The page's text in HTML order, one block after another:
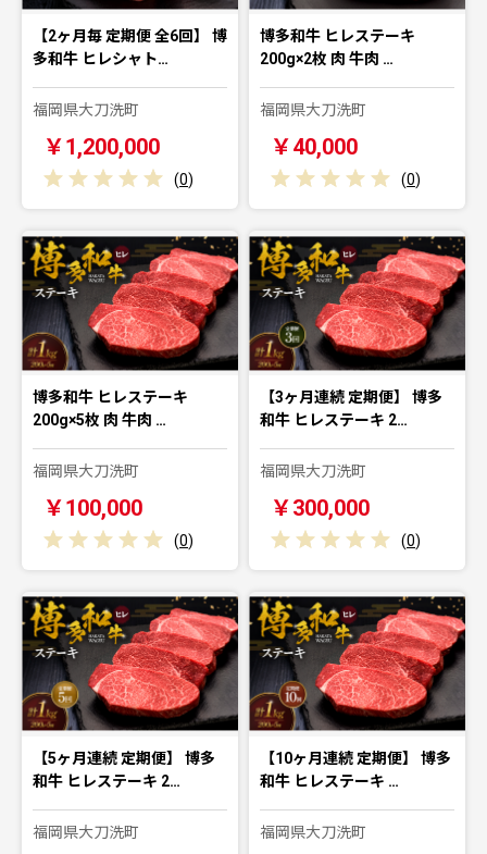
【2ヶ月毎 定期便 全6回】 博
多和牛 ヒレシャト…
福岡県大刀洗町
￥1,200,000
(0)
博多和牛 ヒレステーキ
200g×2枚 肉 牛肉 …
福岡県大刀洗町
￥40,000
(0)
博多和牛 ヒレステーキ
200g×5枚 肉 牛肉 …
福岡県大刀洗町
￥100,000
(0)
【3ヶ月連続 定期便】 博多
和牛 ヒレステーキ 2…
福岡県大刀洗町
￥300,000
(0)
【5ヶ月連続 定期便】 博多
和牛 ヒレステーキ 2…
福岡県大刀洗町
【10ヶ月連続 定期便】 博多
和牛 ヒレステーキ …
福岡県大刀洗町